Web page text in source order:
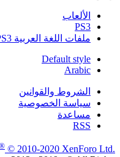
الألعاب
PS3
ملفات اللغة العربية PS3
Default style
Arabic
الشروط والقوانين
سياسة الخصوصية
مساعدة
RSS
© 2010-2020 XenForo Ltd.